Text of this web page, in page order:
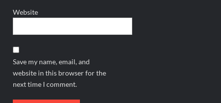
Website
Save my name, email, and
website in this browser for the
next time I comment.